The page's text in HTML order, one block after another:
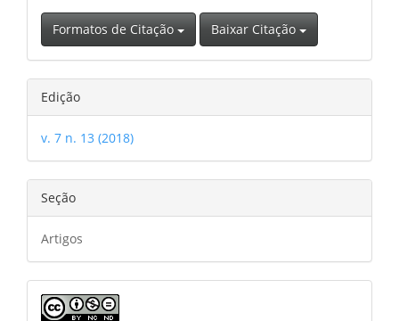
Formatos de Citação Baixar Citação
Edição
v. 7 n. 13 (2018)
Seção
Artigos